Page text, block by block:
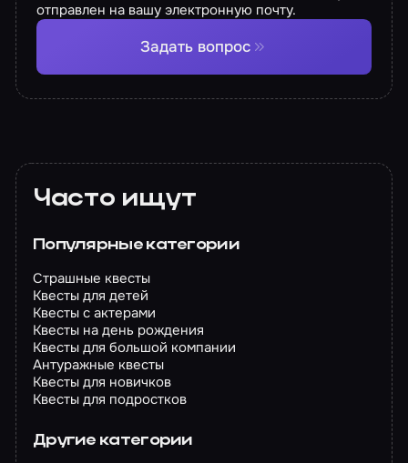
отправлен на вашу электронную почту.
Задать вопрос
Часто ищут
Популярные категории
Страшные квесты
Квесты для детей
Квесты с актерами
Квесты на день рождения
Квесты для большой компании
Антуражные квесты
Квесты для новичков
Квесты для подростков
Другие категории